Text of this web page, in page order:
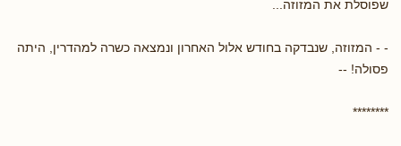
שפוסלת את המזוזה...
- - המזוזה, שנבדקה בחודש אלול האחרון ונמצאה כשרה למהדרין, היתה
פסולה! --
********